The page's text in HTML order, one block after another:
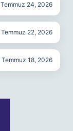
Temmuz 24, 2026
Temmuz 22, 2026
Temmuz 18, 2026